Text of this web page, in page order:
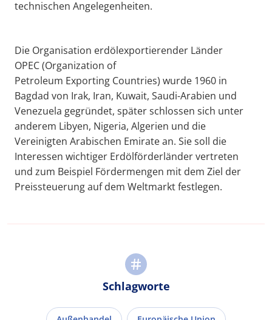
technischen Angelegenheiten.
Die Organisation erdölexportierender Länder
OPEC (Organization of
Petroleum Exporting Countries) wurde 1960 in
Bagdad von Irak, Iran, Kuwait, Saudi-Arabien und
Venezuela gegründet, später schlossen sich unter
anderem Libyen, Nigeria, Algerien und die
Vereinigten Arabischen Emirate an. Sie soll die
Interessen wichtiger Erdölförderländer vertreten
und zum Beispiel Fördermengen mit dem Ziel der
Preissteuerung auf dem Weltmarkt festlegen.
Schlagworte